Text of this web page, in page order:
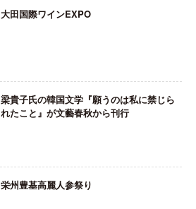
大田国際ワインEXPO
梁貴子氏の韓国文学『願うのは私に禁じら
れたこと』が文藝春秋から刊行
栄州豊基高麗人参祭り